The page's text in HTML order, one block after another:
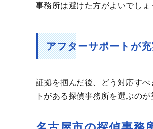
事務所は避けた方がよいでしょ
アフターサポートが
証拠を掴んだ後、どう対応す
トがある探偵事務所を選ぶのが